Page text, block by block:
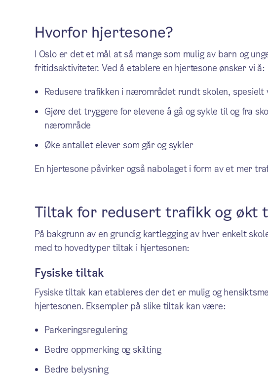
Hvorfor hjertesone?
I Oslo er det et mål at så mange som mulig av barn og
fritidsaktiviteter. Ved å etablere en hjertesone ønsker vi å:
Redusere trafikken i nærområdet rundt skolen,
Gjøre det tryggere for elevene å gå og sykle til og fra
nærområde
Øke antallet elever som går og sykler
En hjertesone påvirker også nabolaget i form av et mer
Tiltak for redusert trafikk og økt
På bakgrunn av en grundig kartlegging av hver enkelt
med to hovedtyper tiltak i hjertesonen:
Fysiske tiltak
Fysiske tiltak kan etableres der det er mulig og
hjertesonen. Eksempler på slike tiltak kan være:
Parkeringsregulering
Bedre oppmerking og skilting
Bedre belysning